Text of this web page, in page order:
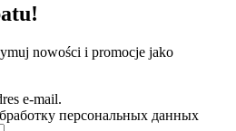
nowości i promocje jako
e-mail.
персональных данных